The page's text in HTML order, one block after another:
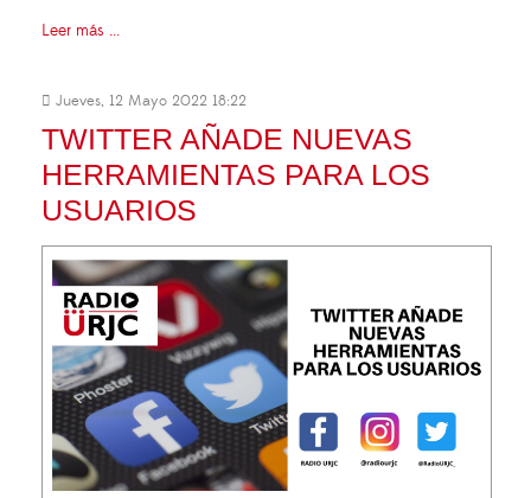
Leer más ...
Jueves, 12 Mayo 2022 18:22
TWITTER AÑADE NUEVAS
HERRAMIENTAS PARA LOS
USUARIOS